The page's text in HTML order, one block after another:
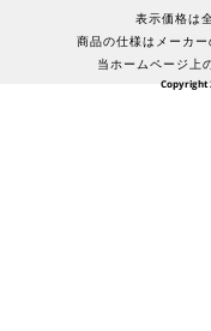
表示価格は
商品の仕様はメーカ
当ホームページ上
Copyright